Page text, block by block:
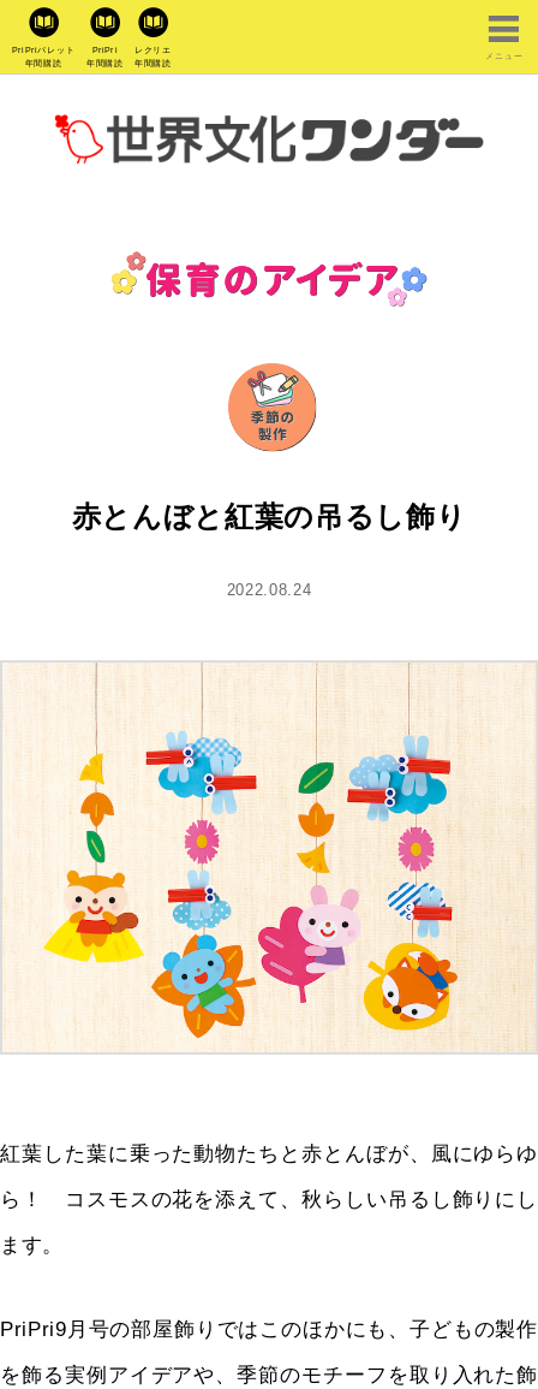
PriPriパレット
年間購読
PriPri
年間購読
レクリエ
年間購読
メニュー
赤とんぼと紅葉の吊るし飾り
2022.08.24
紅葉した葉に乗った動物たちと赤とんぼが、風にゆらゆ
ら！ コスモスの花を添えて、秋らしい吊るし飾りにし
ます。
PriPri9 月号の部屋飾りではこのほかにも、子どもの製作
を飾る実例アイデアや、季節のモチーフを取り入れた飾